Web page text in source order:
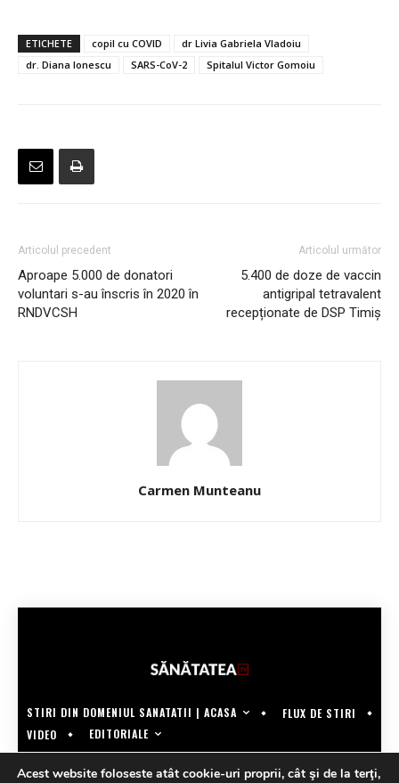
ETICHETE copil cu COVID
dr Livia Gabriela Vladoiu
dr. Diana Ionescu
SARS-CoV-2 Spitalul Victor Gomoiu
Articolul precedent
Aproape 5.000 de donatori
voluntari s-au înscris în 2020 în
RNDVCSH
Articolul următor
5.400 de doze de vaccin
antigripal tetravalent
recepționate de DSP Timiș
Carmen Munteanu
STIRI DIN DOMENIUL SANATATII | ACASA
FLUX DE STIRI
VIDEO
EDITORIALE
Acest website foloseste atât cookie-uri proprii, cât şi de la terţi,